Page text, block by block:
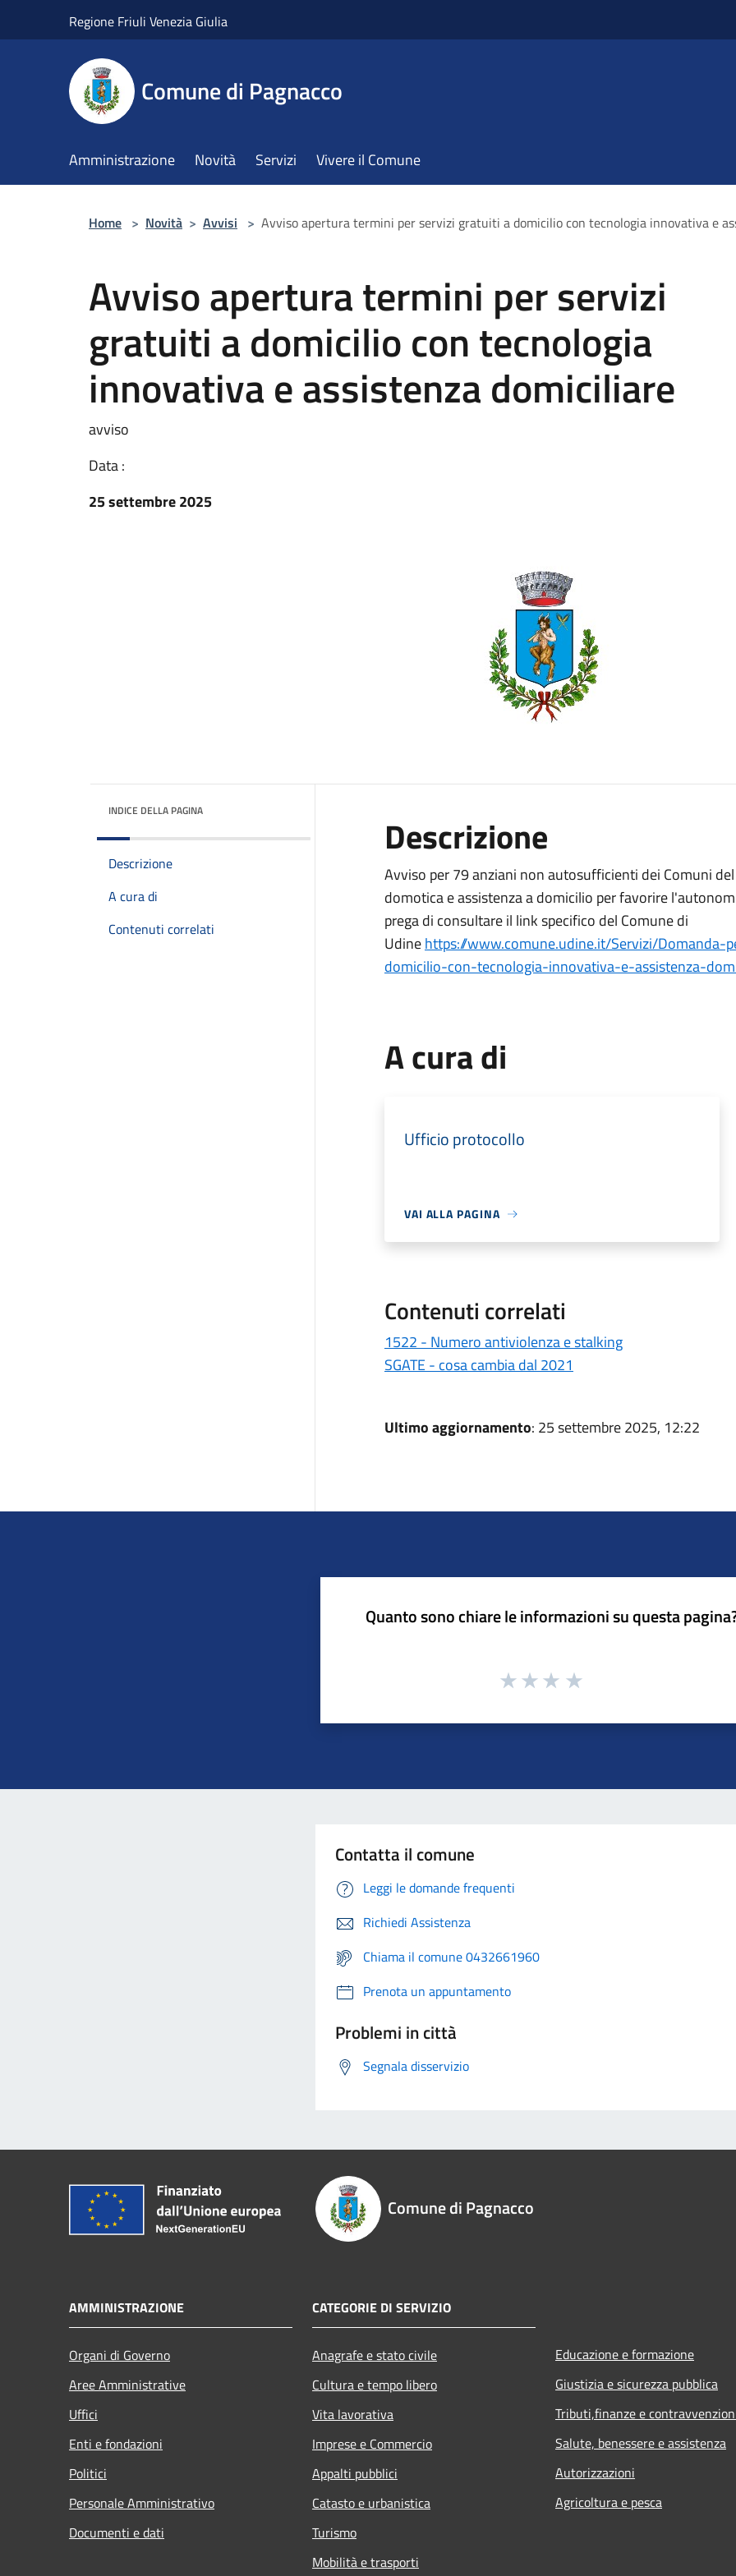
Regione Friuli Venezia Giulia
Comune di Pagnacco
Amministrazione Novità Servizi Vivere il Comune
Home > Novità > Avvisi > Avviso apertura termini per servizi gratuiti a domicilio con tecnologia innovativa e
Avviso apertura termini per servizi
gratuiti a domicilio con tecnologia
innovativa e assistenza domiciliare
avviso
Data :
25 settembre 2025
INDICE DELLA PAGINA
Descrizione
A cura di
Contenuti correlati
Descrizione
Avviso per 79 anziani non autosufficienti dei Comuni
domotica e assistenza a domicilio per favorire
prega di consultare il link specifico del Comune di
Udinehttps://www.comune.udine.it/Servizi/
domicilio-con-tecnologia-innovativa-e-assistenza-
A cura di
Ufficio protocollo
VAI ALLA PAGINA
Contenuti correlati
1522 - Numero antiviolenza e stalking
SGATE - cosa cambia dal 2021
Ultimo aggiornamento: 25 settembre 2025, 12:22
Quanto sono chiare le informazioni su questa
Contatta il comune
Leggi le domande frequenti
Richiedi Assistenza
Chiama il comune 0432661960
Prenota un appuntamento
Problemi in città
Segnala disservizio
Comune di Pagnacco
AMMINISTRAZIONE
Organi di Governo
Aree Amministrative
Uffici
Enti e fondazioni
Politici
Personale Amministrativo
Documenti e dati
CATEGORIE DI SERVIZIO
Anagrafe e stato civile
Cultura e tempo libero
Vita lavorativa
Imprese e Commercio
Appalti pubblici
Catasto e urbanistica
Turismo
Mobilità e trasporti
Educazione e formazione
Giustizia e sicurezza pubblica
Tributi,finanze e
Salute, benessere e assistenza
Autorizzazioni
Agricoltura e pesca